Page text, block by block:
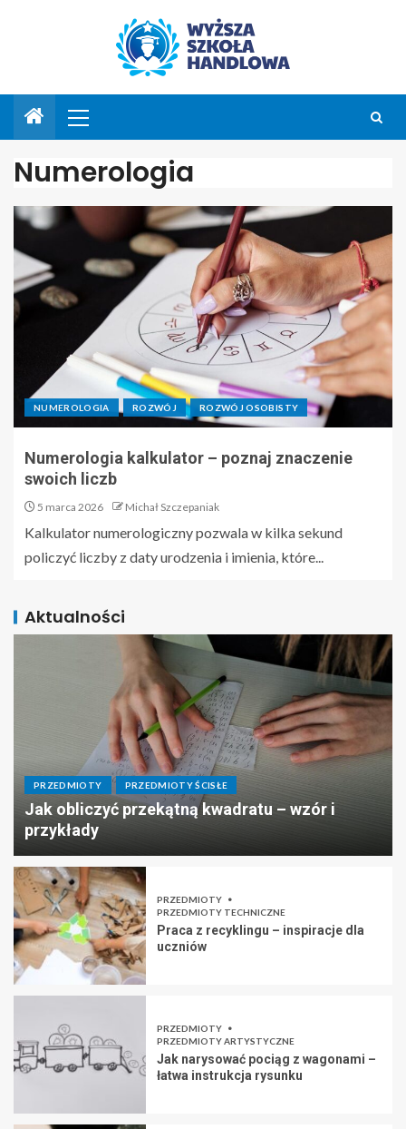
Numerologia
NUMEROLOGIA ROZWÓJ ROZWÓJ OSOBISTY
Numerologia kalkulator – poznaj znaczenie
swoich liczb
5 marca 2026 Michał Szczepaniak
Kalkulator numerologiczny pozwala w kilka sekund
policzyć liczby z daty urodzenia i imienia, które...
Aktualności
PRZEDMIOTY PRZEDMIOTY ŚCISŁE
Jak obliczyć przekątną kwadratu – wzór i
przykłady
PRZEDMIOTY
PRZEDMIOTY TECHNICZNE
Praca z recyklingu – inspiracje dla
uczniów
PRZEDMIOTY
PRZEDMIOTY ARTYSTYCZNE
Jak narysować pociąg z wagonami –
łatwa instrukcja rysunku